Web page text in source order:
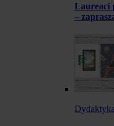
Laureaci
–
Dydaktyka